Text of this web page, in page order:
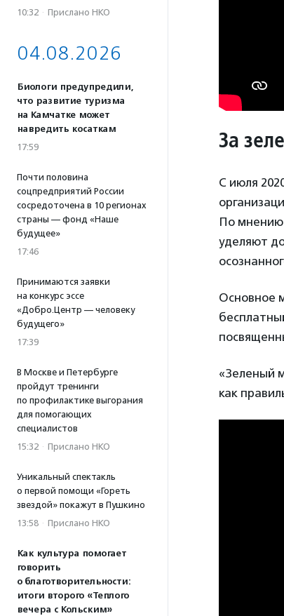
10:32 · Прислано НКО
04.08.2026
Биологи предупредили,
что развитие туризма
на Камчатке может
навредить косаткам
17:59
Почти половина
соцпредприятий России
сосредоточена в 10 регионах
страны — фонд «Наше
будущее»
17:46
Принимаются заявки
на конкурс эссе
«Добро.Центр — человеку
будущего»
17:39
В Москве и Петербурге
пройдут тренинги
по профилактике выгорания
для помогающих
специалистов
15:32 · Прислано НКО
Уникальный спектакль
о первой помощи «Гореть
звездой» покажут в Пушкино
13:58 · Прислано НКО
Как культура помогает
говорить
о благотворительности:
итоги второго «Теплого
вечера с Кольским»
За
С июля
По мнению
уделяют
Основное
«Зеленый
как